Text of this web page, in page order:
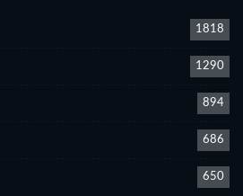
1818
1290
894
686
650